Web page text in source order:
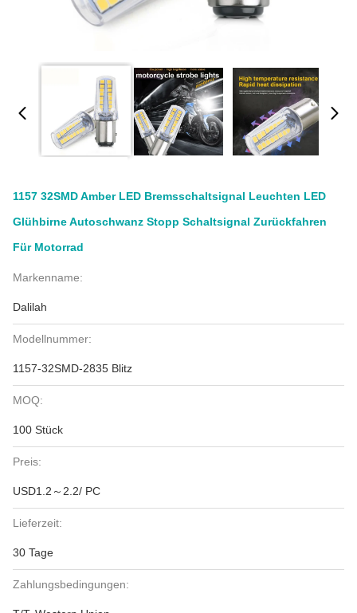
1157 32SMD Amber LED Bremsschaltsignal Leuchten LED
Glühbirne Autoschwanz Stopp Schaltsignal Zurückfahren
Für Motorrad
Markenname:
Dalilah
Modellnummer:
1157-32SMD-2835 Blitz
MOQ:
100 Stück
Preis:
USD1.2～2.2/ PC
Lieferzeit:
30 Tage
Zahlungsbedingungen: